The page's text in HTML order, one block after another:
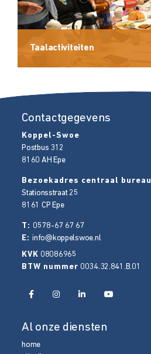
Taalactiviteiten
Contactgegevens
Koppel-Swoe
Postbus 312
8160 AH Epe
Bezoekadres centraal bureau
Stationsstraat 25
8161 CP Epe
T: 0578-67 67 67
E:info@koppelswoe.nl
KVK 08086965
BTW nummer 0034.32.841.B.01
Al onze diensten
home